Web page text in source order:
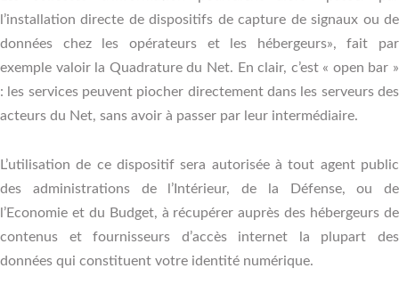
l’installation directe de dispositifs de capture de signaux ou de
données chez les opérateurs et les hébergeurs», fait par
exemple valoir la Quadrature du Net. En clair, c’est « open bar »
: les services peuvent piocher directement dans les serveurs des
acteurs du Net, sans avoir à passer par leur intermédiaire.
L’utilisation de ce dispositif sera autorisée à tout agent public
des administrations de l’Intérieur, de la Défense, ou de
l’Economie et du Budget, à récupérer auprès des hébergeurs de
contenus et fournisseurs d’accès internet la plupart des
données qui constituent votre identité numérique.